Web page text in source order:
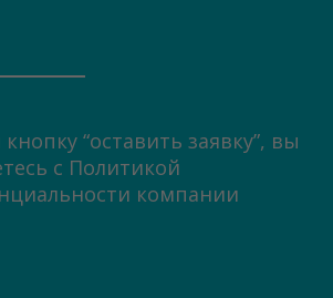
“оставить заявку”, вы
с Политикой
компании